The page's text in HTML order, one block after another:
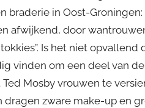
braderie in Oost-
afwijkend, door
Is het niet
vinden om een deel van
Mosby vrouwen te
zware make-up en